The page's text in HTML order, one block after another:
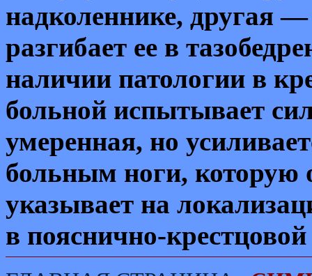
надколеннике, другая —
разгибает ее в
наличии патологии в
больной испытывает
умеренная, но
больным ноги, которую
указывает на
в пояснично-